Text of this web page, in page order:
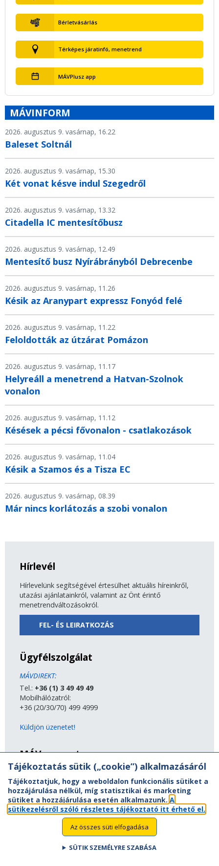
Bérletvásárlás
Térképes járatinfó, menetrend
MÁVPlusz app
MÁVINFORM
2026. augusztus 9. vasárnap, 16.22
Baleset Soltnál
2026. augusztus 9. vasárnap, 15.30
Két vonat késve indul Szegedről
2026. augusztus 9. vasárnap, 13.32
Citadella IC mentesítőbusz
2026. augusztus 9. vasárnap, 12.49
Mentesítő busz Nyírábrányból Debrecenbe
2026. augusztus 9. vasárnap, 11.26
Késik az Aranypart expressz Fonyód felé
2026. augusztus 9. vasárnap, 11.22
Feloldották az útzárat Pomázon
2026. augusztus 9. vasárnap, 11.17
Helyreáll a menetrend a Hatvan-Szolnok
vonalon
2026. augusztus 9. vasárnap, 11.12
Késések a pécsi fővonalon - csatlakozások
2026. augusztus 9. vasárnap, 11.04
Késik a Szamos és a Tisza EC
2026. augusztus 9. vasárnap, 08.39
Már nincs korlátozás a szobi vonalon
Hírlevél
Hírlevelünk segítségével értesülhet aktuális híreinkről,
utazási ajánlatainkról, valamint az Önt érintő
menetrendváltozásokról.
FEL- ÉS LEIRATKOZÁS
Ügyfélszolgálat
MÁVDIREKT:
Tel.: +36 (1) 3 49 49 49
Mobilhálózatról:
+36 (20/30/70) 499 4999
Küldjön üzenetet!
MÁV-csoport
A MÁV-csoport tagjai
Jogi útmutatás
Adatvédelem
Kapcsolat
Vasút a nagyvilágban
Akadálymentesítési nyilatkozat
Tájékoztatás sütik („cookie”) alkalmazásáról
Tájékoztatjuk, hogy a weboldalon funkcionális sütiket a
hozzájárulása nélkül, míg statisztikai és marketing
sütiket a hozzájárulása esetén alkalmazunk. A
sütikezelésről szóló részletes tájékoztató itt érhető el.
Az összes süti elfogadása
SÜTIK SZEMÉLYRE SZABÁSA